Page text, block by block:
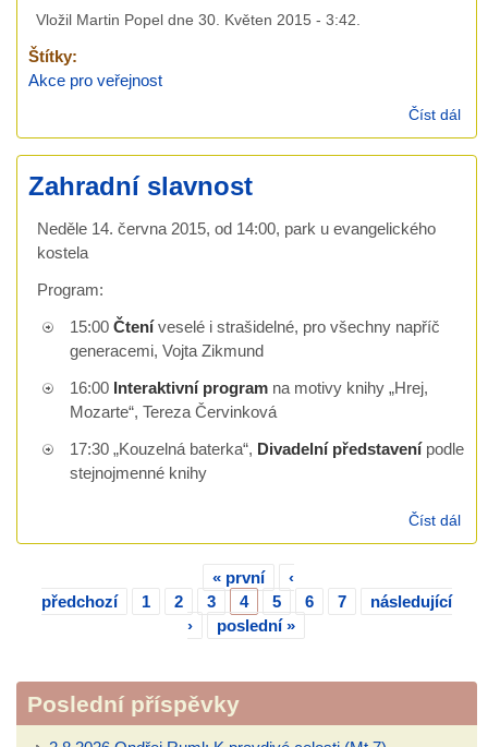
Vložil Martin Popeldne 30. Květen 2015 - 3:42
Štítky:
Akce pro veřejnost
Číst dál
29.
Zahradní slavnost
Neděle 14. června 2015, od 14:00, park u evangelického
kostela
Program:
15:00 Čteníveselé i strašidelné, pro všechny napříč
generacemi, Vojta Zikmund
16:00 Interaktivní programna motivy knihy „Hrej,
Mozarte“, Tereza Červinková
17:30 „Kouzelná baterka“, Divadelní představenípodle
stejnojmenné knihy
Číst dál
Stránky
« první
‹
předchozí
1 2 3 4 5 6 7
následující
›
poslední »
Poslední příspěvky